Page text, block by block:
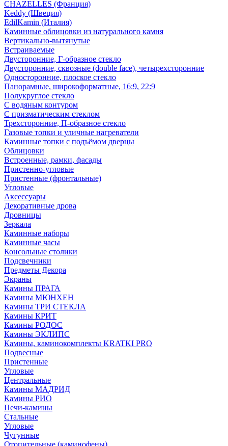
CHAZELLES (Франция)
Keddy (Швеция)
EdilKamin (Италия)
Каминные облицовки из натурального камня
Вертикально-вытянутые
Встраиваемые
Двусторонние, Г-образное стекло
Двусторонние, сквозные (double face), четырехсторонние
Односторонние, плоское стекло
Панорамные, широкоформатные, 16:9, 22:9
Полукруглое стекло
С водяным контуром
С призматическим стеклом
Трехсторонние, П-образное стекло
Газовые топки и уличные нагреватели
Каминные топки с подъёмом дверцы
Облицовки
Встроенные, рамки, фасады
Пристенно-угловые
Пристенные (фронтальные)
Угловые
Аксессуары
Декоративные дрова
Дровницы
Зеркала
Каминные наборы
Каминные часы
Консольные столики
Подсвечники
Предметы Декора
Экраны
Камины ПРАГА
Камины МЮНХЕН
Камины ТРИ СТЕКЛА
Камины КРИТ
Камины РОДОС
Камины ЭКЛИПС
Камины, каминокомплекты KRATKI PRO
Подвесные
Пристенные
Угловые
Центральные
Камины МАДРИД
Камины РИО
Печи-камины
Стальные
Угловые
Чугунные
Отопительные (каминофены)